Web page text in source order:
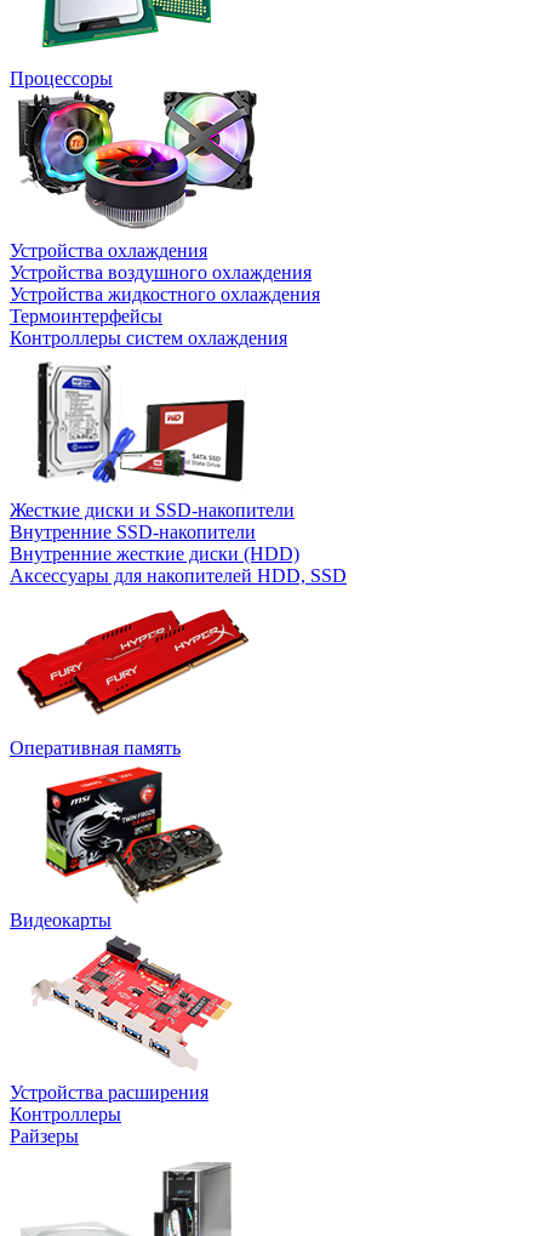
Процессоры
Устройства охлаждения
Устройства воздушного охлаждения
Устройства жидкостного охлаждения
Термоинтерфейсы
Контроллеры систем охлаждения
Жесткие диски и SSD-накопители
Внутренние SSD-накопители
Внутренние жесткие диски (HDD)
Аксессуары для накопителей HDD, SSD
Оперативная память
Видеокарты
Устройства расширения
Контроллеры
Райзеры